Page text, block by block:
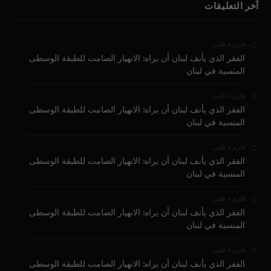
آخر التعليقات
قارىء على
الفقر الذي يأنف لبنان أن يراه: الانهيار الصامت للطبقة الوسطى
المنسية في لبنان
قارىء على
الفقر الذي يأنف لبنان أن يراه: الانهيار الصامت للطبقة الوسطى
المنسية في لبنان
قارىء على
الفقر الذي يأنف لبنان أن يراه: الانهيار الصامت للطبقة الوسطى
المنسية في لبنان
قارىء على
الفقر الذي يأنف لبنان أن يراه: الانهيار الصامت للطبقة الوسطى
المنسية في لبنان
قارىء على
الفقر الذي يأنف لبنان أن يراه: الانهيار الصامت للطبقة الوسطى